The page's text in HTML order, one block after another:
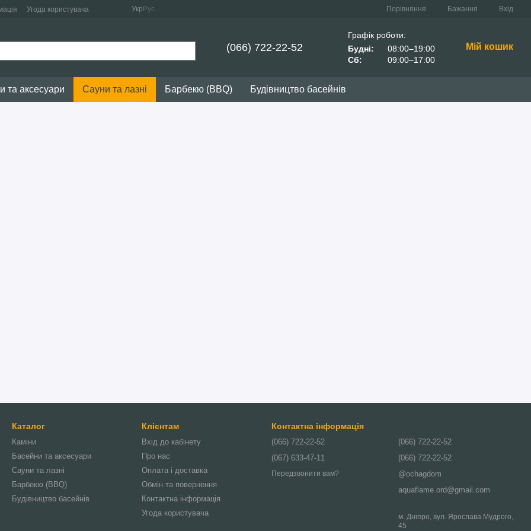
Угода користувача Укр Рус Порівняння Бажання Вхід
(066) 722-22-52
Графік роботи:
Будні:
08:00–19:00
Сб:
09:00–17:00
Мій кошик
та аксесуари Сауни та лазні Барбекю (BBQ) Будівництво басейнів
Каталог
Каміни
Басейни та аксесуари
Сауни та лазні
Барбекю (BBQ)
Будівництво басейнів
Клієнтам
Вхід до кабінету
Про нас
Оплата і доставка
Обмін та повернення
Контактна інформація
Угода користувача
Контактна інформація
(066) 722-22-52
(067) 633-47-11
Передзвонити вам?
(066) 722-22-52
(066) 722-22-52
@ochagdom
aquaflame.ord@gmail.com
м. Дніпро, вул. Ярослава Мудрого,
45